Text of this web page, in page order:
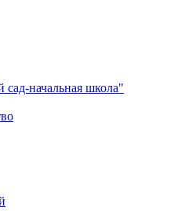
сад-начальная школа"